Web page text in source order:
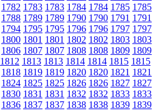
1782 1783 1783 1784 1784 1785 1785
1788 1789 1789 1790 1790 1791 1791
1794 1795 1795 1796 1796 1797 1797
1800 1801 1801 1802 1802 1803 1803
1806 1807 1807 1808 1808 1809 1809
1812 1813 1813 1814 1814 1815 1815
1818 1819 1819 1820 1820 1821 1821
1824 1825 1825 1826 1826 1827 1827
1830 1831 1831 1832 1832 1833 1833
1836 1837 1837 1838 1838 1839 1839